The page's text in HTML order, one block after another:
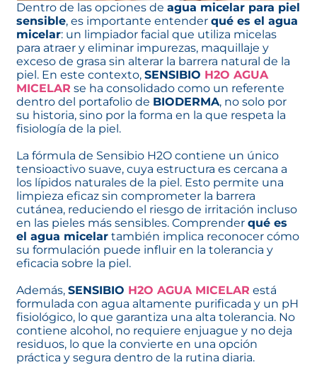
Dentro de las opciones de agua micelar para piel
sensible, es importante entender qué es el agua
micelar: un limpiador facial que utiliza micelas
para atraer y eliminar impurezas, maquillaje y
exceso de grasa sin alterar la barrera natural de la
piel. En este contexto, SENSIBIO H2O AGUA
MICELAR se ha consolidado como un referente
dentro del portafolio de BIODERMA, no solo por
su historia, sino por la forma en la que respeta la
fisiología de la piel.
La fórmula de Sensibio H2O contiene un único
tensioactivo suave, cuya estructura es cercana a
los lípidos naturales de la piel. Esto permite una
limpieza eficaz sin comprometer la barrera
cutánea, reduciendo el riesgo de irritación incluso
en las pieles más sensibles. Comprender qué es
el agua micelar también implica reconocer cómo
su formulación puede influir en la tolerancia y
eficacia sobre la piel.
Además, SENSIBIO H2O AGUA MICELAR está
formulada con agua altamente purificada y un pH
fisiológico, lo que garantiza una alta tolerancia. No
contiene alcohol, no requiere enjuague y no deja
residuos, lo que la convierte en una opción
práctica y segura dentro de la rutina diaria.